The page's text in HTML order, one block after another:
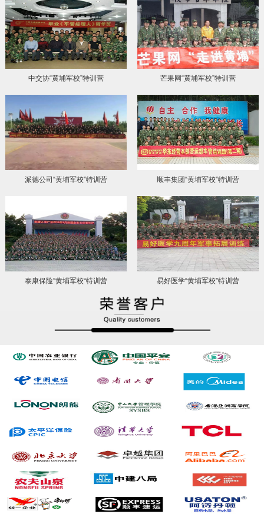
中交协“黄埔军校”特训营 芒果网“黄埔军校”特训营
派德公司“黄埔军校”特训营 顺丰集团“黄埔军校”特训营
泰康保险”黄埔军校“特训营 易好医学“黄埔军校”特训营